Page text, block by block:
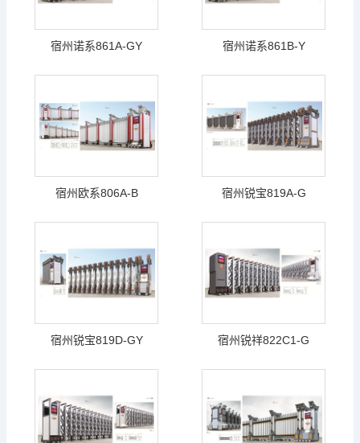
宿州诺系861A-GY 宿州诺系861B-Y
宿州欧系806A-B 宿州锐宝819A-G
宿州锐宝819D-GY 宿州锐祥822C1-G